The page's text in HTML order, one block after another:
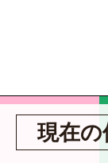
現在の